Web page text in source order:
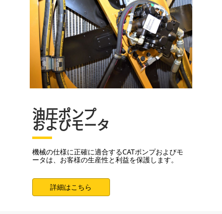
油圧ポンプ
およびモータ
機械の仕様に正確に適合するCATポンプおよびモ
ータは、お客様の生産性と利益を保護します。
詳細はこちら